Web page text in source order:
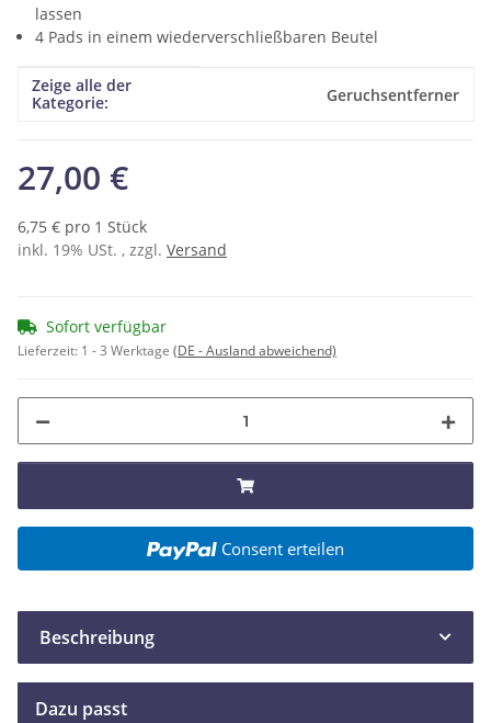
lassen
4 Pads in einem wiederverschließbaren Beutel
Produkteigenschaft
Wert
Zeige alle der
Kategorie:
Geruchsentferner
27,00 €
6,75 € pro 1 Stück
inkl. 19% USt. , zzgl. Versand
Sofort verfügbar
Lieferzeit: 1 - 3 Werktage (DE - Ausland abweichend)
Consent erteilen
Beschreibung
Dazu passt